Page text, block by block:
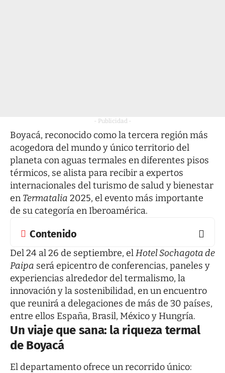
- Publicidad -
Boyacá, reconocido como la tercera región más
acogedora del mundo y único territorio del
planeta con aguas termales en diferentes pisos
térmicos, se alista para recibir a expertos
internacionales del turismo de salud y bienestar
en Termatalia 2025, el evento más importante
de su categoría en Iberoamérica.
Contenido
Del 24 al 26 de septiembre, elHotel Sochagota de
Paipa será epicentro de conferencias, paneles y
experiencias alrededor del termalismo, la
innovación y la sostenibilidad, en un encuentro
que reunirá a delegaciones de más de 30 países,
entre ellos España, Brasil, México y Hungría.
Un viaje que sana: la riqueza termal
de Boyacá
El departamento ofrece un recorrido único: